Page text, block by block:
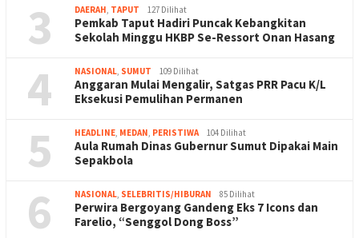
3 DAERAH, TAPUT 127 Dilihat
Pemkab Taput Hadiri Puncak Kebangkitan
Sekolah Minggu HKBP Se-Ressort Onan Hasang
4 NASIONAL, SUMUT 109 Dilihat
Anggaran Mulai Mengalir, Satgas PRR Pacu K/L
Eksekusi Pemulihan Permanen
5 HEADLINE, MEDAN, PERISTIWA 104 Dilihat
Aula Rumah Dinas Gubernur Sumut Dipakai Main
Sepakbola
6 NASIONAL, SELEBRITIS/HIBURAN 85 Dilihat
Perwira Bergoyang Gandeng Eks 7 Icons dan
Farelio, “Senggol Dong Boss”